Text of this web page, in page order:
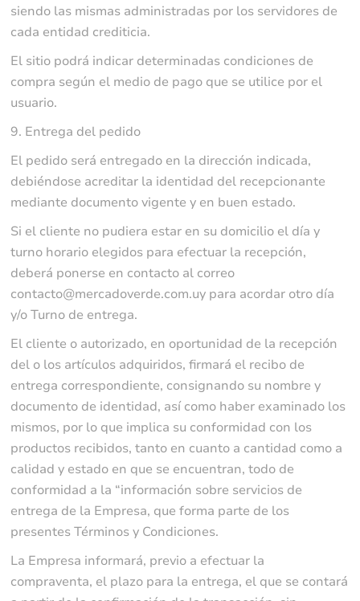
siendo las mismas administradas por los servidores de
cada entidad crediticia.
El sitio podrá indicar determinadas condiciones de
compra según el medio de pago que se utilice por el
usuario.
9. Entrega del pedido
El pedido será entregado en la dirección indicada,
debiéndose acreditar la identidad del recepcionante
mediante documento vigente y en buen estado.
Si el cliente no pudiera estar en su domicilio el día y
turno horario elegidos para efectuar la recepción,
deberá ponerse en contacto al correo
contacto@mercadoverde.com.uy para acordar otro día
y/o Turno de entrega.
El cliente o autorizado, en oportunidad de la recepción
del o los artículos adquiridos, firmará el recibo de
entrega correspondiente, consignando su nombre y
documento de identidad, así como haber examinado los
mismos, por lo que implica su conformidad con los
productos recibidos, tanto en cuanto a cantidad como a
calidad y estado en que se encuentran, todo de
conformidad a la “información sobre servicios de
entrega de la Empresa, que forma parte de los
presentes Términos y Condiciones.
La Empresa informará, previo a efectuar la
compraventa, el plazo para la entrega, el que se contará